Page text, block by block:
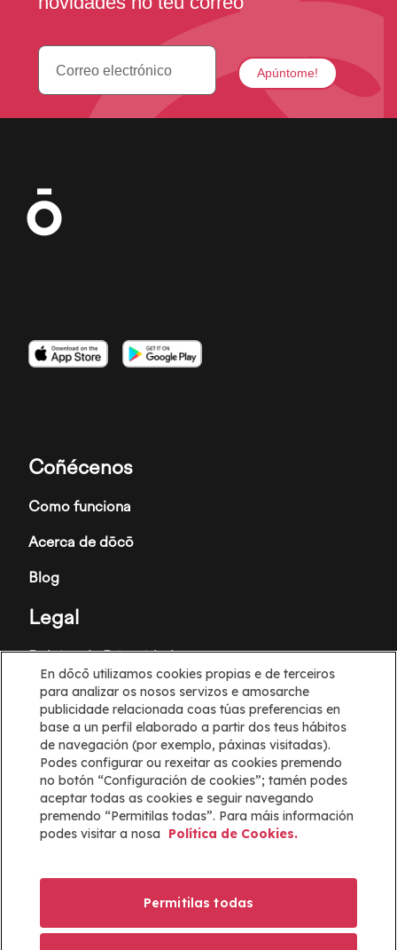
Imaxe
Imaxe Imaxe
Coñécenos
Como funciona
Acerca de dōcō
Blog
Legal
Política de Privacidade
Termos e Condicións
Política de cookies
Configuración de cookies
Información
Axuda
Mapa web
ayuda@docoapp.com
En dōcō utilizamos cookies propias e de terceiros
para analizar os nosos servizos e amosarche
publicidade relacionada coas túas preferencias en
base a un perfil elaborado a partir dos teus hábitos
de navegación (por exemplo, páxinas visitadas).
Podes configurar ou rexeitar as cookies premendo
no botón “Configuración de cookies”; tamén podes
aceptar todas as cookies e seguir navegando
premendo “Permitilas todas”. Para máis información
podes visitar a nosa
Política de Cookies.
Permitilas todas